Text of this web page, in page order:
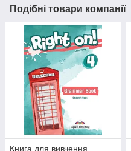
Подібні товари компанії
Книга для вивчення